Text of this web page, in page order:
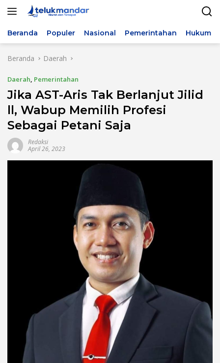
Beranda Populer Nasional Pemerintahan Hukum
Beranda Daerah
Daerah, Pemerintahan
Jika AST-Aris Tak Berlanjut Jilid
ll, Wabup Memilih Profesi
Sebagai Petani Saja
Redaksi
April 26, 2023